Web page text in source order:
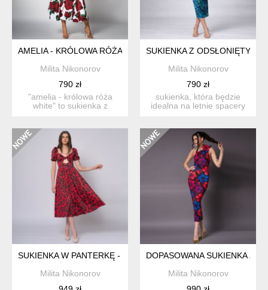
AMELIA - KRÓLOWA RÓŻA WHITE - ROZKLOSZOWANA
Milita Nikonorov
790 zł
"amelia - królowa róża
white" to sukienka z
SUKIENKA Z ODSŁONIĘTYMI
Milita Nikonorov
790 zł
sukienka, która będzie
idealna na letnie spacery
SUKIENKA W PANTERKĘ - OLA SOLAR TROPIC
Milita Nikonorov
DOPASOWANA SUKIENKA Z
Milita Nikonorov